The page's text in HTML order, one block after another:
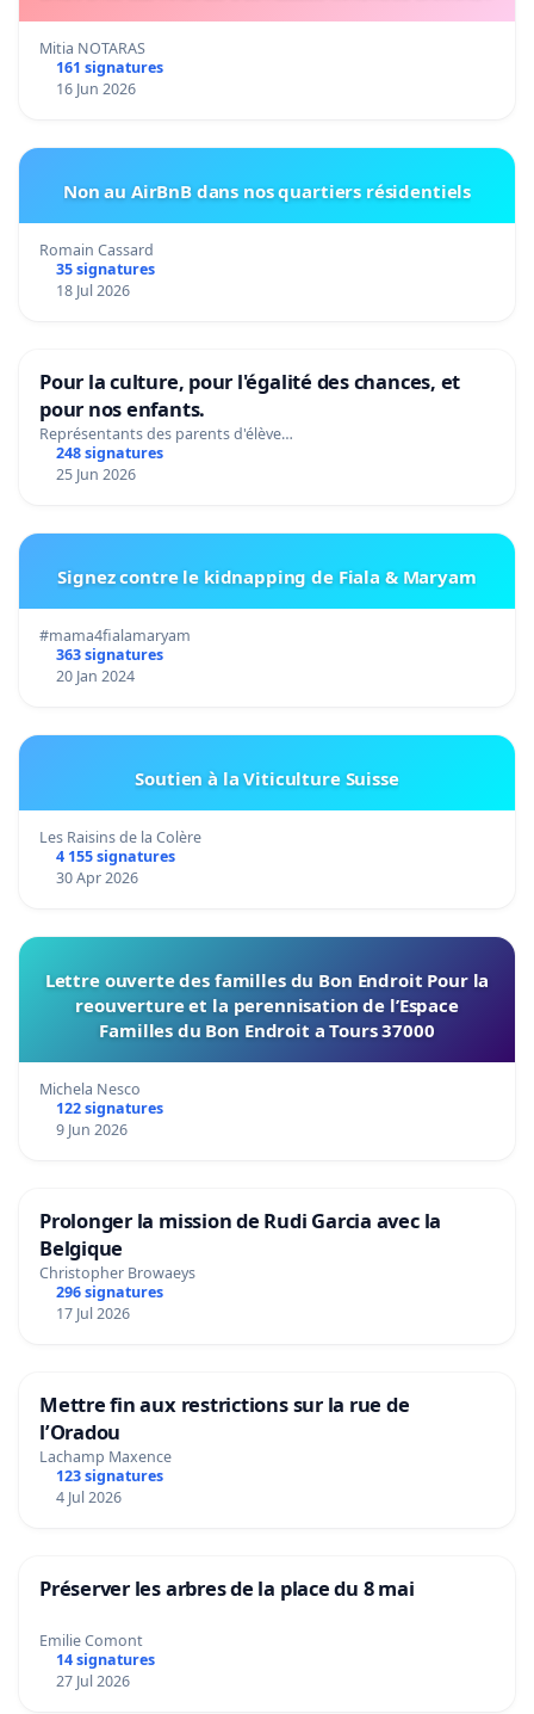
Mitia NOTARAS
161 signatures
16 Jun 2026
Non au AirBnB dans nos quartiers résidentiels
Romain Cassard
35 signatures
18 Jul 2026
Pour la culture, pour l'égalité des chances, et
pour nos enfants.
Représentants des parents d'élève…
248 signatures
25 Jun 2026
Signez contre le kidnapping de Fiala & Maryam
#mama4fialamaryam
363 signatures
20 Jan 2024
Soutien à la Viticulture Suisse
Les Raisins de la Colère
4 155 signatures
30 Apr 2026
Lettre ouverte des familles du Bon Endroit Pour la
reouverture et la perennisation de l’Espace
Familles du Bon Endroit a Tours 37000
Michela Nesco
122 signatures
9 Jun 2026
Prolonger la mission de Rudi Garcia avec la
Belgique
Christopher Browaeys
296 signatures
17 Jul 2026
Mettre fin aux restrictions sur la rue de
l’Oradou
Lachamp Maxence
123 signatures
4 Jul 2026
Préserver les arbres de la place du 8 mai
Emilie Comont
14 signatures
27 Jul 2026